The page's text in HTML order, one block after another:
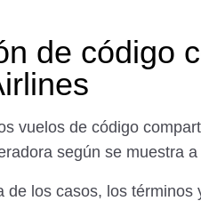
de código
vuelos de código
según se muestra
de los casos, los